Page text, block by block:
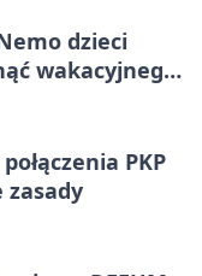
dzieci
wakacyjnego
PKP
zasady